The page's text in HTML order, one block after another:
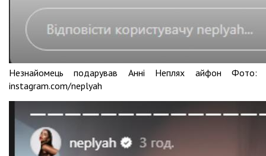
Незнайомець подарував Анні Неплях айфон Фото:
instagram.com/neplyah